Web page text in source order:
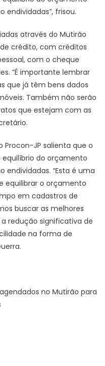
endividadas”, frisou.
através do Mutirão
crédito, com créditos
com o cheque
“É importante lembrar
que já têm bens dados
Também não serão
que estejam com as
Procon-JP salienta que o
do orçamento
“Esta é uma
equilibrar o orçamento
em cadastros de
buscar as melhores
redução significativa de
na forma de
no Mutirão para